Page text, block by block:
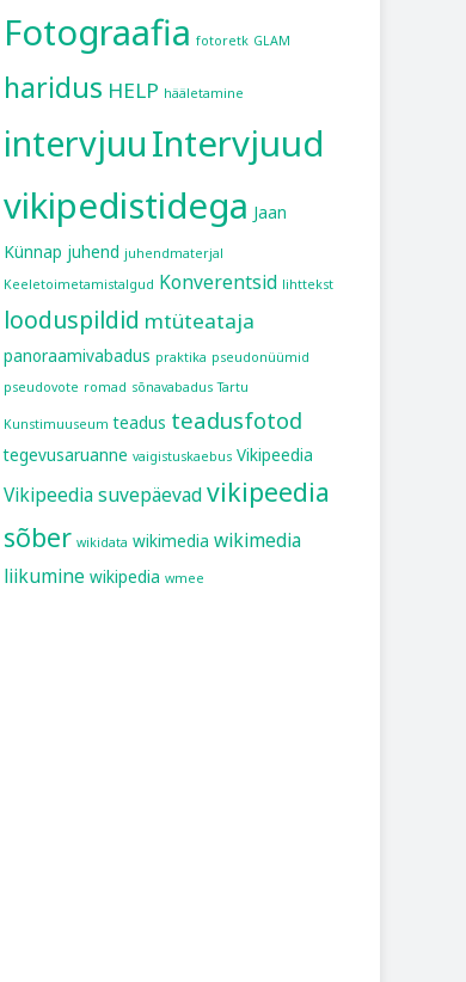
Fotograafia fotoretk GLAM
haridus HELP hääletamine
intervjuuIntervjuud
vikipedistidega Jaan
Künnap juhend juhendmaterjal
Keeletoimetamistalgud Konverentsid lihttekst
looduspildid mtüteataja
panoraamivabadus praktika pseudonüümid
pseudovote romad sõnavabadus Tartu
Kunstimuuseum teadus teadusfotod
tegevusaruanne vaigistuskaebus Vikipeedia
Vikipeedia suvepäevadvikipeedia
sõber wikidata wikimedia wikimedia
liikumine wikipedia wmee